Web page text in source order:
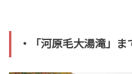
・「河原毛大湯滝」